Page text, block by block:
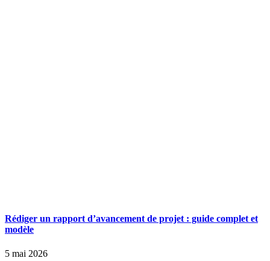
Rédiger un rapport d’avancement de projet : guide complet et
modèle
5 mai 2026